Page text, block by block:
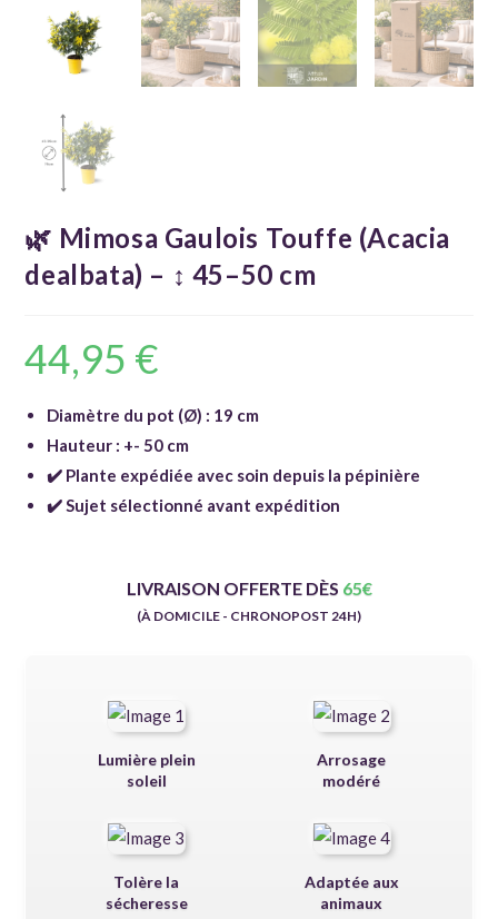
🌿 Mimosa Gaulois Touffe (Acacia
dealbata) – ↕ 45–50 cm
44,95 €
Diamètre du pot (Ø) : 19 cm
Hauteur : +- 50 cm
✔️ Plante expédiée avec soin depuis la pépinière
✔️ Sujet sélectionné avant expédition
LIVRAISON OFFERTE DÈS 65€
(À DOMICILE - CHRONOPOST 24H)
Lumière plein
soleil
Arrosage
modéré
Tolère la
sécheresse
Adaptée aux
animaux